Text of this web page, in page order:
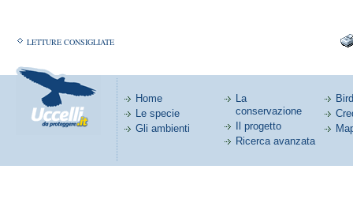
LETTURE CONSIGLIATE
Home
Le specie
Gli ambienti
La
conservazione
Il progetto
Ricerca avanzata